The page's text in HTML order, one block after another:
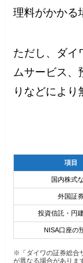
理料がかかる
ただし、ダイ
ムサービス、
りなどにより
項目
国内株式
外国証
投資信託・円
NISA口座の
※「ダイワの証券総合
が異なる場合がありま